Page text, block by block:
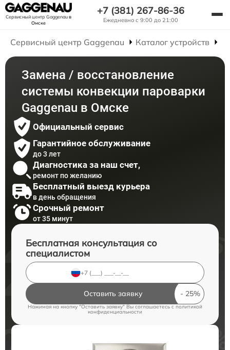
Сервисный центр Gaggenauв
Омске
+7 (381) 267-86-36
Ежедневно с 9:00 до 21:00
Сервисный центр Gaggenau Каталог устройств
Замена / восстановление
системы конвекции пароварки
Gaggenau в Омске
Официальный сервис
Гарантийное обслуживание
до 3 лет
Диагностика за наш счет,
ремонт по желанию
Бесплатный выезд курьера
в день обращения
Срочный ремонт
от 35 минут
Бесплатная консультация со
специалистом
Оставить заявку
Нажимая на кнопку "Оставить заявку" Вы соглашаетесь c политикой
конфиденциальности